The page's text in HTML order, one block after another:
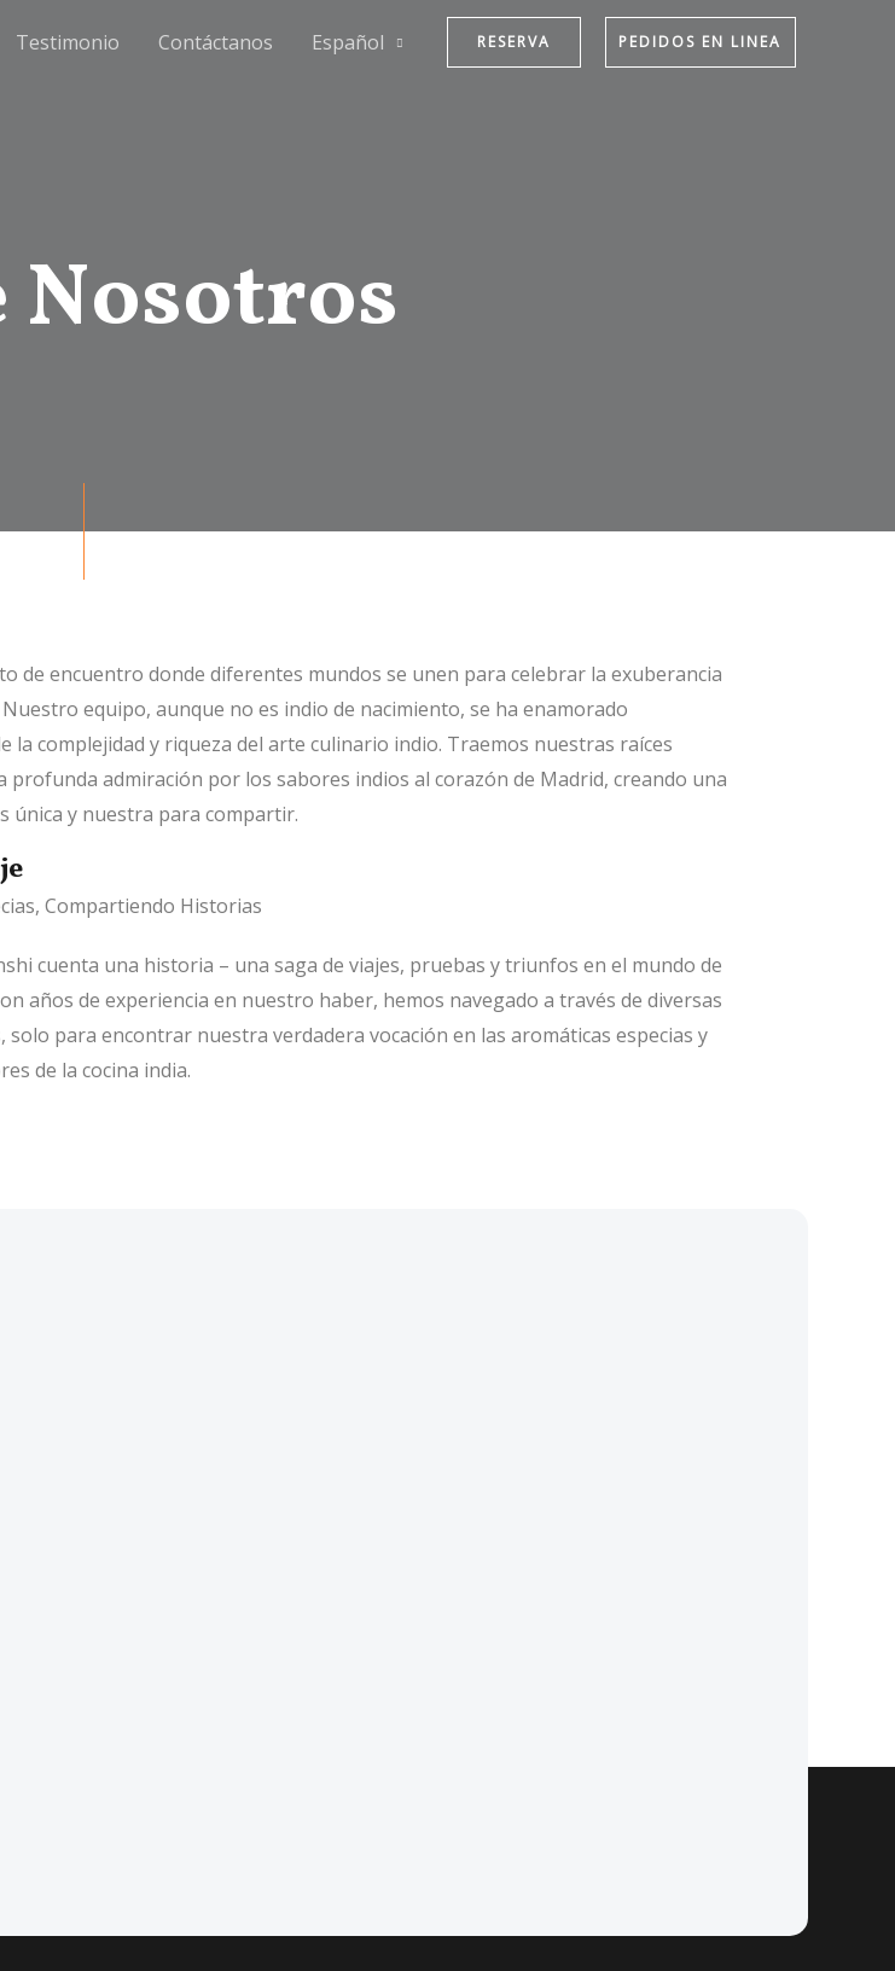
Testimonio Contáctanos Español RESERVA PEDIDOS EN LINEA
Nosotros
de encuentro donde diferentes mundos se unen para celebrar la exuberancia
Nuestro equipo, aunque no es indio de nacimiento, se ha enamorado
la complejidad y riqueza del arte culinario indio. Traemos nuestras raíces
profunda admiración por los sabores indios al corazón de Madrid, creando una
única y nuestra para compartir.
Compartiendo Historias
cuenta una historia – una saga de viajes, pruebas y triunfos en el mundo de
años de experiencia en nuestro haber, hemos navegado a través de diversas
solo para encontrar nuestra verdadera vocación en las aromáticas especias y
de la cocina india.